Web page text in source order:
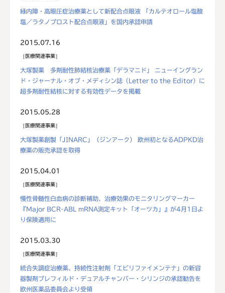
緑内障・高眼圧症治療薬として新配合点眼液 「カルテオロール塩酸
塩／ラタノプロスト配合点眼液」を国内承認申請
2015.07.16
医療関連事業
大塚製薬 多剤耐性肺結核治療薬「デラマニド」 ニューイングラン
ド・ジャーナル・オブ・メディシン誌（Letter to the Editor）に
超多剤耐性結核に対する有効性データを掲載
2015.05.28
医療関連事業
大塚製薬創製「JINARC」（ジンアーク） 欧州初となるADPKD治
療薬の販売承認を取得
2015.04.01
医療関連事業
慢性骨髄性白血病の診断補助、治療効果のモニタリングマーカー
『Major BCR-ABL mRNA測定キット「オーツカ」』が4月1日よ
り保険適用に
2015.03.30
医療関連事業
統合失調症治療薬、持続性注射剤「エビリファイメンテナ」の新容
器製剤プレフィルド・デュアルチャンバー・シリンジの承認勧告を
欧州医薬品委員会より受領